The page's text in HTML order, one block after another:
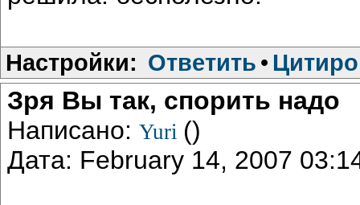
Настройки: Ответить •
Зря Вы так, спорить надо
Написано: Yuri ()
Дата: February 14, 2007